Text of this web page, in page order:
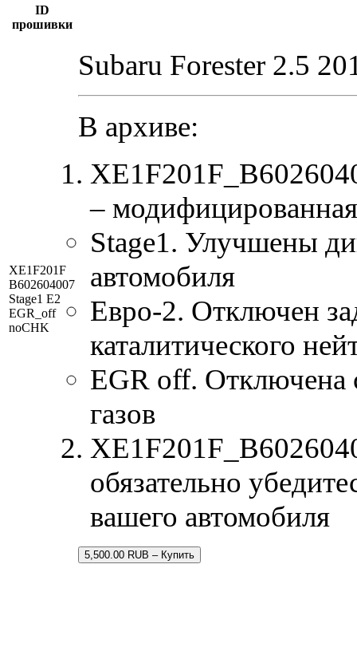
ID
прошивки
XE1F201F
B602604007
Stage1 E2
EGR_off
noCHK
Subaru Forester 2.5
В архиве:
–
Stage1. Улучшены
автомобиля
Евро-2. Отключен
каталитического
EGR off. Отключена
газов
обязательно
вашего автомобиля
5,500.00 RUB – Купить